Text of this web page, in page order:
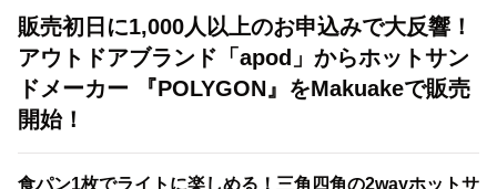
販売初日に1,000人以上のお申込みで大反響！
アウトドアブランド「apod」からホットサン
ドメーカー 『POLYGON』をMakuakeで販売
開始！
食パン1枚でライトに楽しめる！三角四角の2wayホットサ